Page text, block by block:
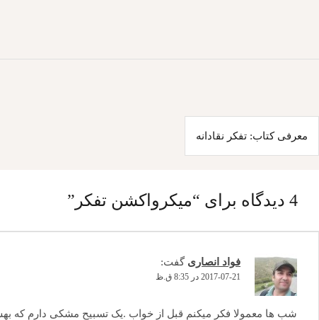
راهبری
نوشته
معرفی کتاب: تفکر نقادانه
4 دیدگاه برای “ میکرواکشن تفکر ”
فواد انصاری گفت:
2017-07-21 در 8:35 ق.ظ
شب ها معمولا فکر میکنم قبل از خواب .یک تسبیح مشکی دارم